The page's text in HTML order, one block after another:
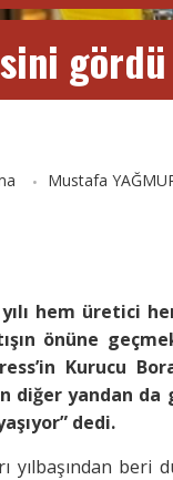
gördü
Mustafa
hem üretici
önüne
Kurucu
diğer yandan
dedi.
yılbaşından